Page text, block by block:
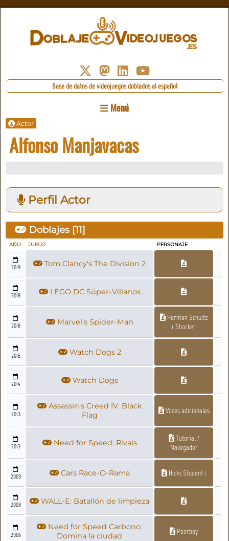
Base de datos de videojuegos doblados al español
Menú
Actor
Alfonso Manjavacas
Perfil Actor
Doblajes [11]
AÑO JUEGO PERSONAJE
2019 Tom Clancy's The Division 2
2018 LEGO DC Súper-Villanos
2018 Marvel's Spider-Man
Herman Schultz
/ Shocker
2016 Watch Dogs 2
2014 Watch Dogs
2013
Assassin's Creed IV: Black
Flag
Voces adicionales
2013 Need for Speed: Rivals
Tutorial /
Navegador
2009 Cars Race-O-Rama Hicks Student 1
2008 WALL-E: Batallón de limpieza
2006
Need for Speed Carbono:
Domina la ciudad
Poorboy